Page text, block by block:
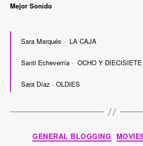
Mejor Sonido
Sara Marqués · LA CAJA
Santi Echeverría · OCHO Y DIECISIETE
Sara Díaz · OLDIES
GENERAL BLOGGING